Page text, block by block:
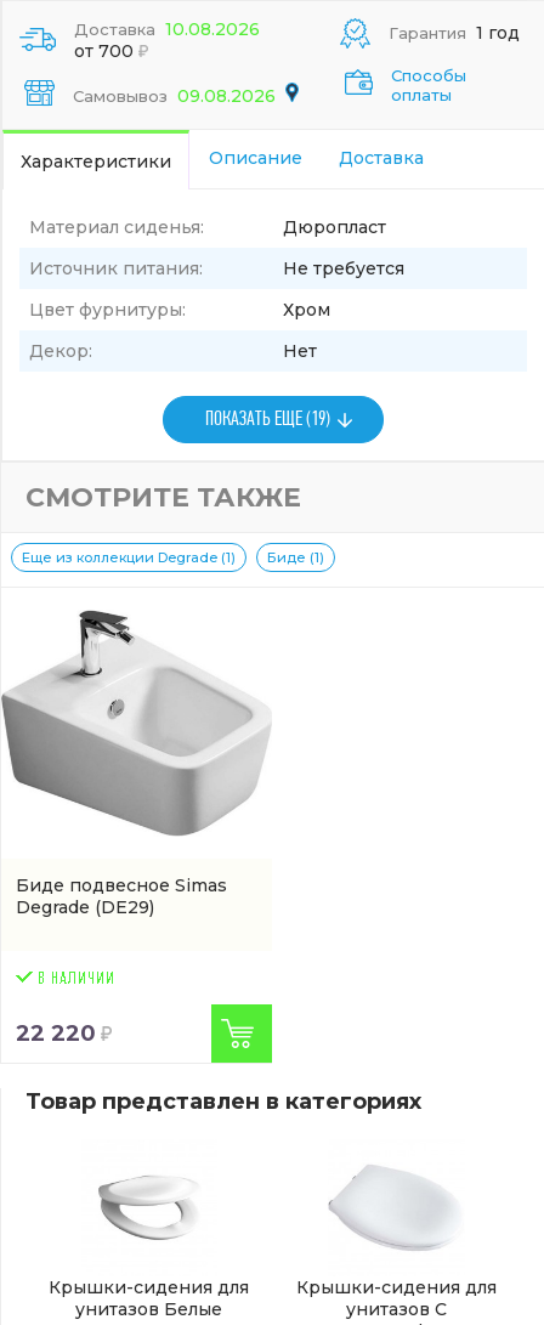
Доставка 10.08.2026
от 700
Самовывоз 09.08.2026
Гарантия 1 год
Способы
оплаты
Характеристики Описание Доставка
Материал сиденья:
Дюропласт
Источник питания:
Не требуется
Цвет фурнитуры:
Хром
Декор:
Нет
ПОКАЗАТЬ ЕЩЕ (19)
СМОТРИТЕ ТАКЖЕ
Еще из коллекции Degrade (1) Биде (1)
Биде подвесное Simas
Degrade (DE29)
22 220
Товар представлен в категориях
Крышки-сидения для
унитазов Белые
Крышки-сидения для
унитазов С